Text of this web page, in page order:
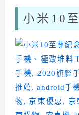
小米10